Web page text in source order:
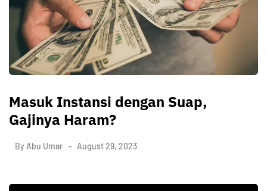
Masuk Instansi dengan Suap,
Gajinya Haram?
By Abu Umar August 29, 2023